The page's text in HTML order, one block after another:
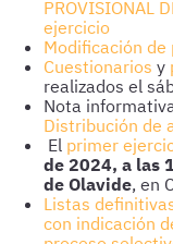
PROVISIONAL
ejercicio
Modificación
Cuestionarios y
realizados el
Nota
Distribución de
El primer
de 2024, a las
de Olavide, en
Listas
con indicación